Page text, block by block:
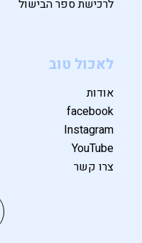
לרכישת ספר הבישול
לאכול טוב
אודות
facebook
Instagram
YouTube
צרו קשר